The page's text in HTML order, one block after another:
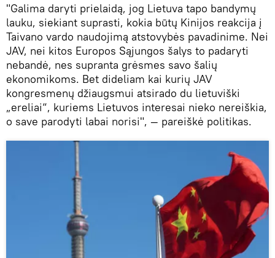
"Galima daryti prielaidą, jog Lietuva tapo bandymų
lauku, siekiant suprasti, kokia būtų Kinijos reakcija į
Taivano vardo naudojimą atstovybės pavadinime. Nei
JAV, nei kitos Europos Sąjungos šalys to padaryti
nebandė, nes supranta grėsmes savo šalių
ekonomikoms. Bet dideliam kai kurių JAV
kongresmenų džiaugsmui atsirado du lietuviški
„ereliai“, kuriems Lietuvos interesai nieko nereiškia,
o save parodyti labai norisi", — pareiškė politikas.